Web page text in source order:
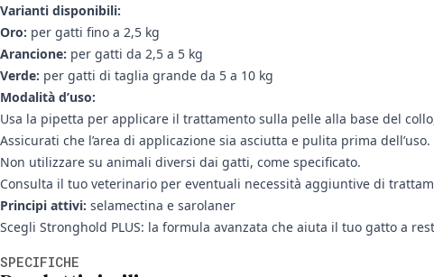
Varianti disponibili:
Oro: per gatti fino a 2,5 kg
Arancione: per gatti da 2,5 a 5 kg
Verde: per gatti di taglia grande da 5 a 10 kg
Modalità d’uso:
Usa la pipetta per applicare il trattamento sulla pelle alla base del
Assicurati che l’area di applicazione sia asciutta e pulita prima dell’uso.
Non utilizzare su animali diversi dai gatti, come specificato.
Consulta il tuo veterinario per eventuali necessità aggiuntive di
Principi attivi: selamectina e sarolaner
Scegli Stronghold PLUS: la formula avanzata che aiuta il tuo gatto a
SPECIFICHE